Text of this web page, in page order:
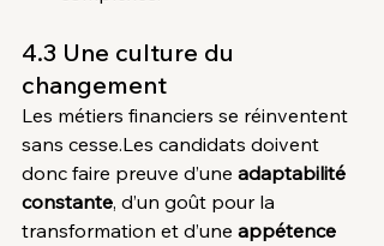
4.3 Une culture du
changement
Les métiers financiers se réinventent
sans cesse.Les candidats doivent
donc faire preuve d’une adaptabilité
constante, d’un goût pour la
transformation et d’une appétence